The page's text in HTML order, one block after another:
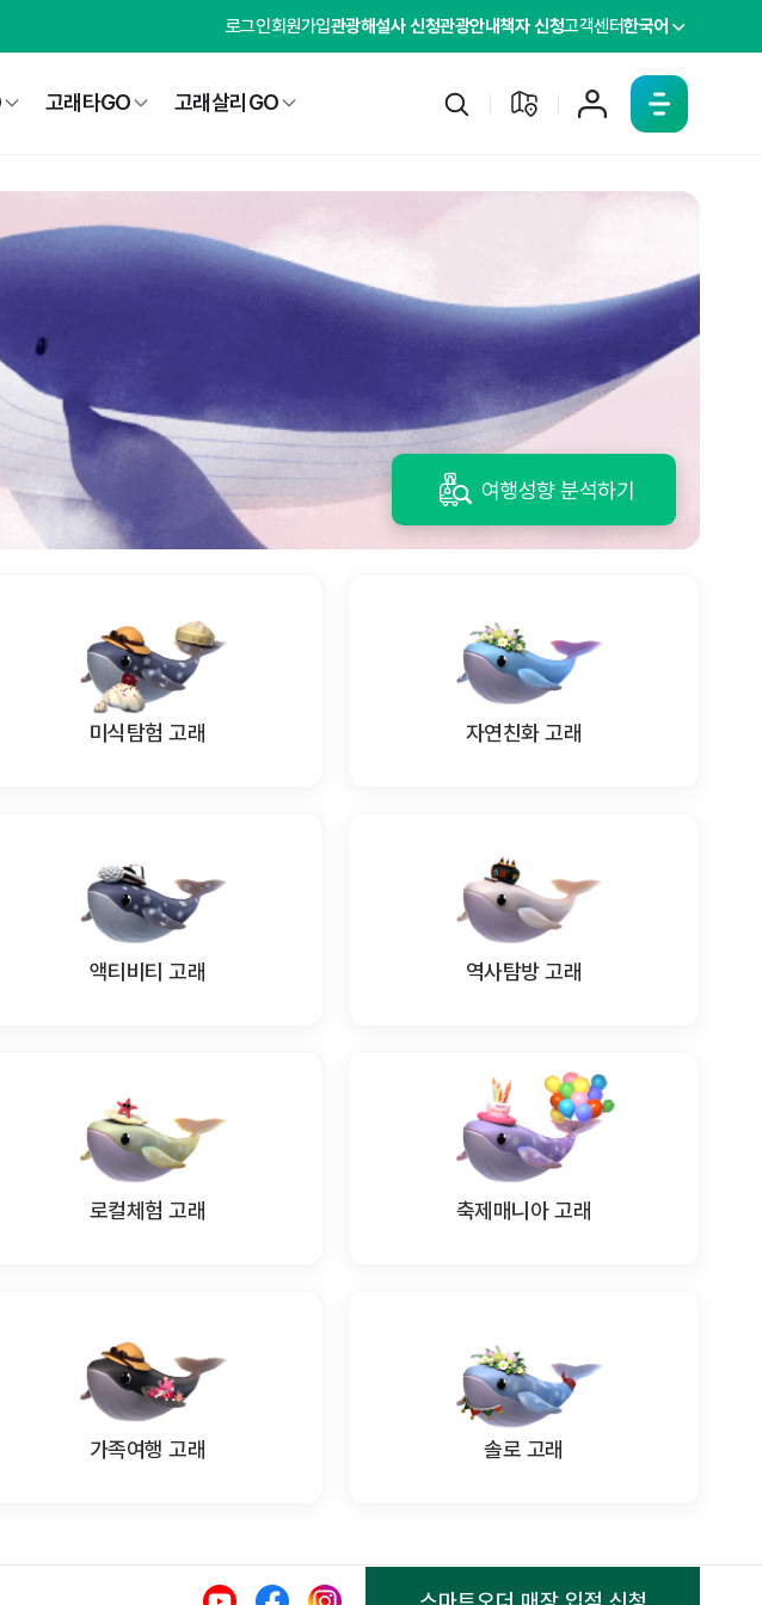
로그인회원가입관광해설사 신청관광안내책자 신청고객센터한국어
고래타GO 고래살리GO
여행성향 분석하기
미식탐험 고래 자연친화 고래
액티비티 고래 역사탐방 고래
로컬체험 고래 축제매니아 고래
가족여행 고래 솔로 고래